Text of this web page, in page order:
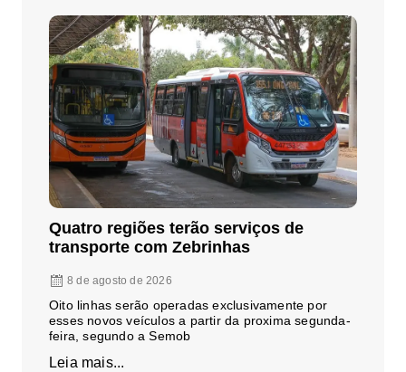
Quatro regiões terão serviços de
transporte com Zebrinhas
8 de agosto de 2026
Oito linhas serão operadas exclusivamente por
esses novos veículos a partir da proxima segunda-
feira, segundo a Semob
Leia mais...